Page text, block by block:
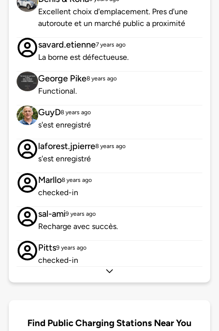
Excellent choix d'emplacement. Pres d'une
autoroute et un marché public a proximité
savard.etienne7 years ago
La borne est défectueuse.
George Pike8 years ago
Functional.
GuyD8 years ago
s'est enregistré
laforest.jpierre8 years ago
s'est enregistré
Marllo8 years ago
checked-in
sal-ami9 years ago
Recharge avec succès.
Pitts9 years ago
checked-in
Find Public Charging Stations Near You